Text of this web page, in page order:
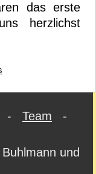
das erste
herzlichst
- Team -
und